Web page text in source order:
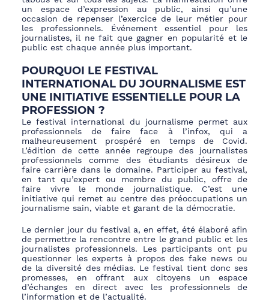
un espace d’expression au public, ainsi qu’une
occasion de repenser l’exercice de leur métier pour
les professionnels. Événement essentiel pour les
journalistes, il ne fait que gagner en popularité et le
public est chaque année plus important.
POURQUOI LE FESTIVAL
INTERNATIONAL DU JOURNALISME EST
UNE INITIATIVE ESSENTIELLE POUR LA
PROFESSION ?
Le festival international du journalisme permet aux
professionnels de faire face à l’infox, qui a
malheureusement prospéré en temps de Covid.
L’édition de cette année regroupe des journalistes
professionnels comme des étudiants désireux de
faire carrière dans le domaine. Participer au festival,
en tant qu’expert ou membre du public, offre de
faire vivre le monde journalistique. C’est une
initiative qui remet au centre des préoccupations un
journalisme sain, viable et garant de la démocratie.
Le dernier jour du festival a, en effet, été élaboré afin
de permettre la rencontre entre le grand public et les
journalistes professionnels. Les participants ont pu
questionner les experts à propos des fake news ou
de la diversité des médias. Le festival tient donc ses
promesses, en offrant aux citoyens un espace
d’échanges en direct avec les professionnels de
l’information et de l’actualité.